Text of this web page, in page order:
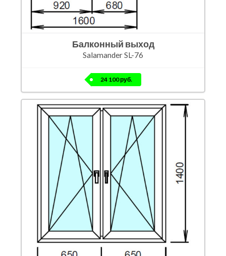
Балконный выход
Salamander SL-76
24 100 руб.